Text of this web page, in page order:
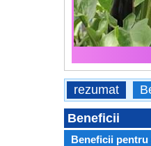
rezumat
Beneficii
Beneficii pentru